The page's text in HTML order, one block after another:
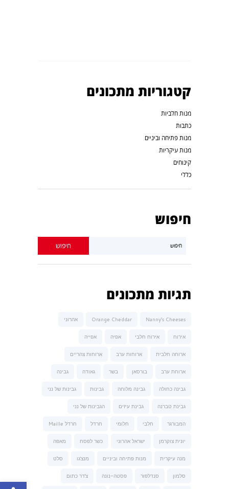
קטגוריות מתכונים
מנות חלביות
כתבות
מנות פתיחה וביניים
מנות עיקריות
קינוחים
כללי
חיפוש
תגיות מתכונים
Nanny’s Cheeses
Orange Cheddar אהרוני
אירוח אירוח חלבי אפיה אפייה
ארוחה חלבית ארוחות ערב ארוחות צהריים
ארוחת ערב בורסאן בשר גאודה גבינה
גבינה כחולה גבינה מלוחה גבינות גבינות של נני
גבינת טברנה גבינת עיזים הגבינות של נני
המבורגר חלבי חלומי חרדל חרדל Maille
יונית צוקרמן ישראל אהרוני כשר לפסח מאפה
מנה עיקרית מנות פתיחה וביניים מנצ'גו סלט
סלמון סנדלפור פסטה-נונה צ'דר כתום